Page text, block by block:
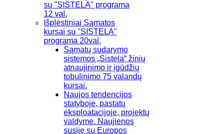
su "SISTELA" programa
12 val.
Išplėstiniai Sąmatos
kursai su "SISTELA"
programa 20val.
Sąmatų sudarymo
sistemos „Sistela“ žinių
atnaujinimo ir įgūdžių
tobulinimo 75 valandų
kursai.
Naujos tendencijos
statyboje, pastatų
eksploatacijoje, projektų
valdyme. Naujienos
susiję su Europos